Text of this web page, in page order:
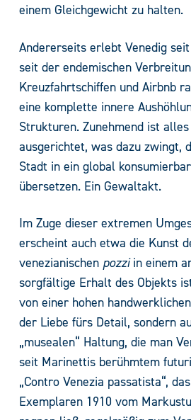
einem Gleichgewicht zu halten.
Andererseits erlebt Venedig
seit der endemischen
Kreuzfahrtschiffen und Airbnb
eine komplette innere
Strukturen. Zunehmend ist
ausgerichtet, was dazu zwingt,
Stadt in ein global
übersetzen. Ein Gewaltakt.
Im Zuge dieser extremen
erscheint auch etwa die Kunst
venezianischen pozziin einem
sorgfältige Erhalt des Objekts
von einer hohen
der Liebe fürs Detail, sondern
„musealen“ Haltung, die man
seit Marinettis berühmtem
„Contro Venezia passatista“,
Exemplaren 1910 vom